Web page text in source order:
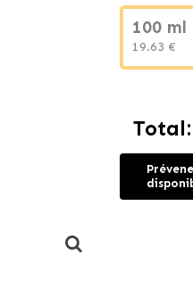
100 ml
19.63 €
Total: